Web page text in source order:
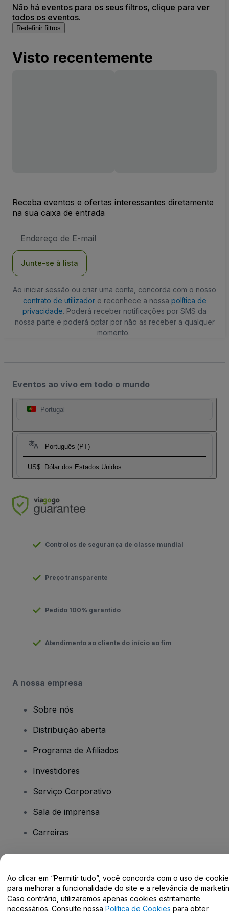
Não há eventos para os seus filtros, clique para ver
todos os eventos.
Redefinir filtros
Visto recentemente
Receba eventos e ofertas interessantes diretamente
na sua caixa de entrada
de
Junte-se à lista
Ao iniciar sessão ou criar uma conta, concorda com o nosso
contrato de utilizadore reconhece a nossa política de
privacidade. Poderá receber notificações por SMS da
nossa parte e poderá optar por não as receber a qualquer
momento.
Eventos ao vivo em todo o mundo
Portugal
Português (PT)
US$ Dólar dos Estados Unidos
Controlos de segurança de classe mundial
Preço transparente
Pedido 100% garantido
Atendimento ao cliente do início ao fim
A nossa empresa
Sobre nós
Distribuição aberta
Programa de Afiliados
Investidores
Serviço Corporativo
Sala de imprensa
Carreiras
Centro de Ajuda / Fale Conosco
Ao clicar em “Permitir tudo”, você concorda com o uso de
para melhorar a funcionalidade do site e a relevância de
Caso contrário, utilizaremos apenas cookies estritamente
necessários. Consulte nossa Política de Cookies para obter